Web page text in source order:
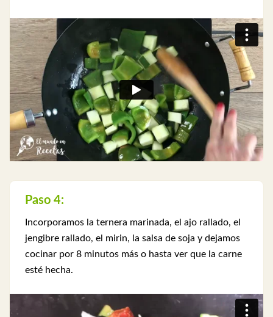
Paso 4:
Incorporamos la ternera marinada, el ajo rallado, el
jengibre rallado, el mirin, la salsa de soja y dejamos
cocinar por 8 minutos más o hasta ver que la carne
esté hecha.